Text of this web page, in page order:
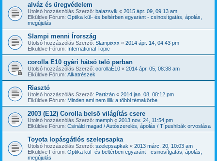
alváz és üregvédelem
Utolsó hozzászólás Szerző: balazsvik « 2015 ápr. 09, 09:13 am
Elküldve Fórum: Optika kül- és beltérben egyaránt - csinosítgatás, ápolás,
megújulás
Slampi menni Írország
Utolsó hozzászólás Szerző: Slampixxx « 2014 ápr. 14, 04:43 pm
Elküldve Fórum: International Topic
corolla E10 gyári hátsó teló parban
Utolsó hozzászólás Szerző: corollaE10 « 2014 ápr. 05, 08:38 am
Elküldve Fórum: Alkatrészek
Riasztó
Utolsó hozzászólás Szerző: Partizán « 2014 jan. 08, 08:12 pm
Elküldve Fórum: Minden ami nem illik a többi témakörbe
2003 (E12) Corolla belsõ világítás csere
Utolsó hozzászólás Szerző: memph « 2013 nov. 24, 11:54 pm
Elküldve Fórum: Csináld magad / Autószerelés, ápolás / Típushibák orvoslása
Toyota lopásgátlós szelepsapka
Utolsó hozzászólás Szerző: szelepsapkak « 2013 márc. 20, 10:03 am
Elküldve Fórum: Optika kül- és beltérben egyaránt - csinosítgatás, ápolás,
megújulás